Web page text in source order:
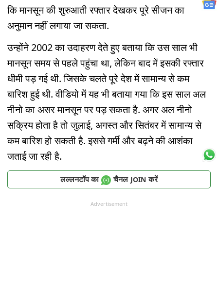
कि मानसून की शुरुआती रफ्तार देखकर पूरे सीजन का
अनुमान नहीं लगाया जा सकता.
उन्होंने 2002 का उदाहरण देते हुए बताया कि उस साल भी
मानसून समय से पहले पहुंचा था, लेकिन बाद में इसकी रफ्तार
धीमी पड़ गई थी. जिसके चलते पूरे देश में सामान्य से कम
बारिश हुई थी. वीडियो में यह भी बताया गया कि इस साल अल
नीनो का असर मानसून पर पड़ सकता है. अगर अल नीनो
सक्रिय होता है तो जुलाई, अगस्त और सितंबर में सामान्य से
कम बारिश हो सकती है. इससे गर्मी और बढ़ने की आशंका
जताई जा रही है.
लल्लनटॉप का चैनल JOIN करें
Advertisement